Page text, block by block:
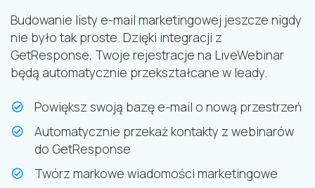
Budowanie listy e-mail marketingowej jeszcze nigdy
nie było tak proste. Dzięki integracji z
GetResponse, Twoje rejestracje na LiveWebinar
będą automatycznie przekształcane w leady.
Powiększ swoją bazę e-mail o nową przestrzeń
Automatycznie przekaż kontakty z webinarów
do GetResponse
Twórz markowe wiadomości marketingowe